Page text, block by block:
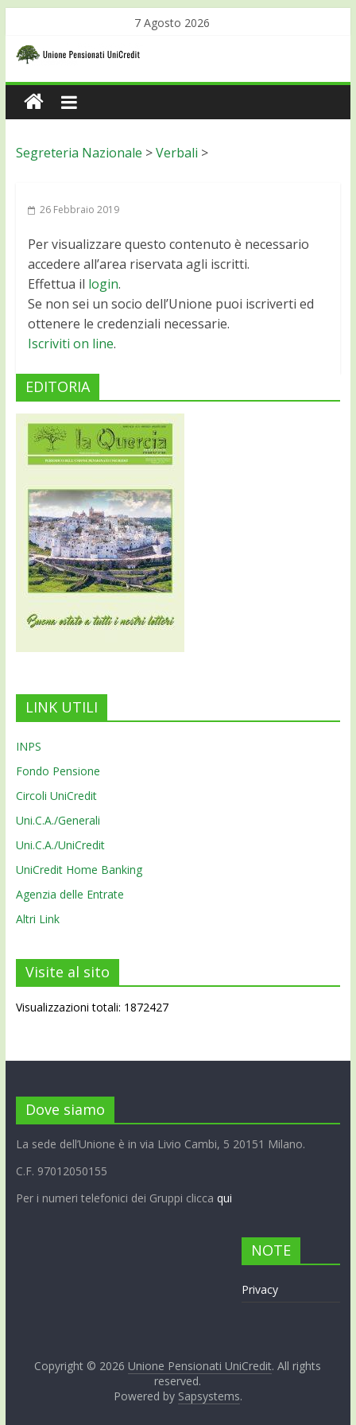
7 Agosto 2026
Segreteria Nazionale >Verbali >
26 Febbraio 2019
Per visualizzare questo contenuto è necessario
accedere all’area riservata agli iscritti.
Effettua il login.
Se non sei un socio dell’Unione puoi iscriverti ed
ottenere le credenziali necessarie.
Iscriviti on line.
EDITORIA
LINK UTILI
INPS
Fondo Pensione
Circoli UniCredit
Uni.C.A./Generali
Uni.C.A./UniCredit
UniCredit Home Banking
Agenzia delle Entrate
Altri Link
Visite al sito
Visualizzazioni totali: 1872427
Dove siamo
La sede dell’Unione è in via Livio Cambi, 5 20151 Milano.
C.F. 97012050155
Per i numeri telefonici dei Gruppi clicca qui
NOTE
Privacy
Copyright © 2026 Unione Pensionati UniCredit. All rights
reserved.
Powered by Sapsystems.